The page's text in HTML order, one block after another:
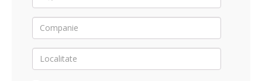
Companie
Localitate